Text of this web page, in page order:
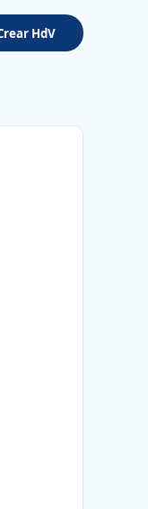
HdV